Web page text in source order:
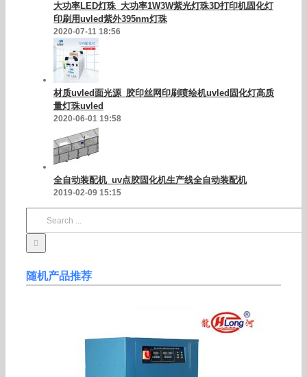
大功率LED灯珠_大功率1W3W紫光灯珠3D打印机固化灯
印刷用uvled紫外395nm灯珠
2020-07-11 18:56
材质uvled面光源_胶印丝网印刷喷绘机uvled固化灯高质
量灯珠uvled
2020-06-01 19:58
全自动装配机_uv点胶固化机生产线全自动装配机
2019-02-09 15:15
随机产品推荐